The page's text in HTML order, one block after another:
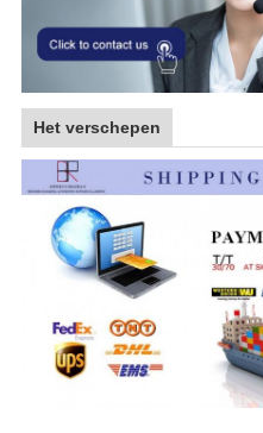
Het verschepen